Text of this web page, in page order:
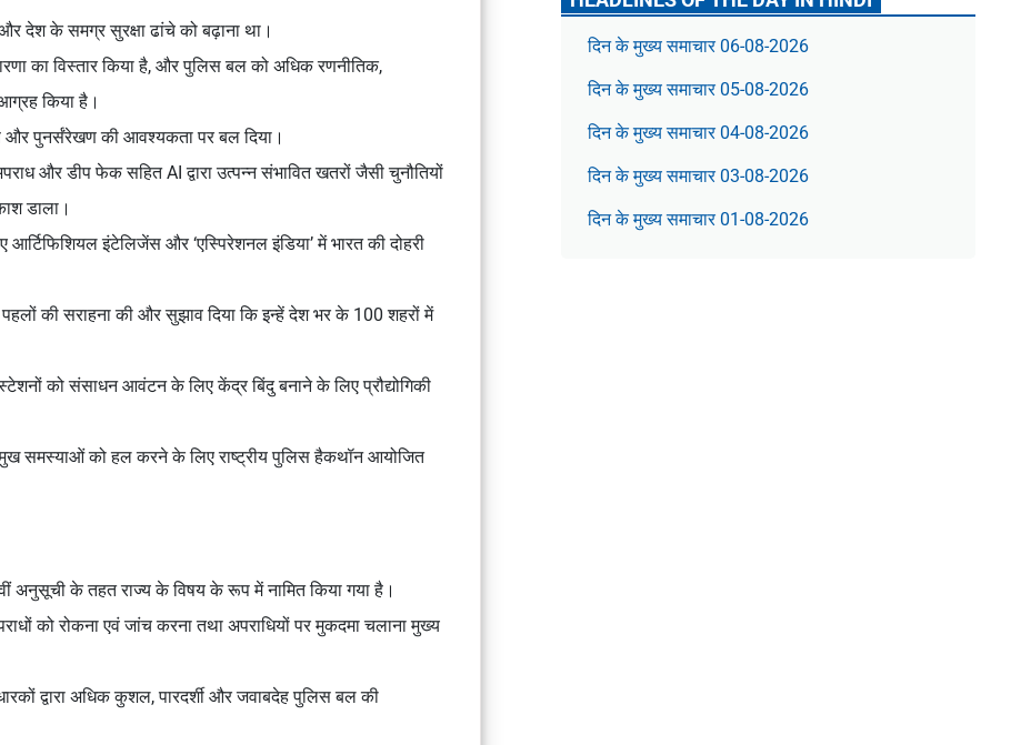
देश के समग्र सुरक्षा ढांचे को बढ़ाना था।
का विस्तार किया है, और पुलिस बल को अधिक रणनीतिक,
किया है।
और पुनर्संरेखण की आवश्यकता पर बल दिया।
और डीप फेक सहित AI द्वारा उत्पन्न संभावित खतरों जैसी चुनौतियों
डाला।
इंटेलिजेंस और ‘एस्पिरेशनल इंडिया’ में भारत की दोहरी
की सराहना की और सुझाव दिया कि इन्हें देश भर के 100 शहरों में
को संसाधन आवंटन के लिए केंद्र बिंदु बनाने के लिए प्रौद्योगिकी
समस्याओं को हल करने के लिए राष्ट्रीय पुलिस हैकथॉन आयोजित
अनुसूची के तहत राज्य के विषय के रूप में नामित किया गया है।
को रोकना एवं जांच करना तथा अपराधियों पर मुकदमा चलाना मुख्य
द्वारा अधिक कुशल, पारदर्शी और जवाबदेह पुलिस बल की
दिन के मुख्य समाचार 06-08-2026
दिन के मुख्य समाचार 05-08-2026
दिन के मुख्य समाचार 04-08-2026
दिन के मुख्य समाचार 03-08-2026
दिन के मुख्य समाचार 01-08-2026